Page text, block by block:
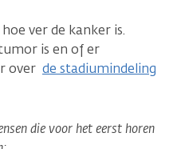
ver de kanker is.
is en of er
over de stadiumindeling
die voor het eerst horen